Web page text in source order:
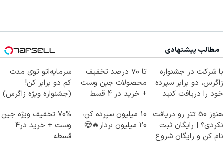
مطالب پیشنهادی
با شرکت در جشنواره
زاگرس، دو برابر سپرده
خود را دریافت کنید
تا 70 درصد تخفیف
محصولات جین وست
+ خرید در 4 قسط
سرمایه‌اتو توی مدت
کم دو برابر کن!
(جشنواره ویژه زاگرس)
هنوز 50 تتر رو دریافت
نکردی؟ | رایگان ثبت
نام کن و رایگان شروع
10 میلیون سپرده کن،
20 میلیون بردار🔥😍
70% تخفیف ویژه جین
وست + خرید در4
قسطه